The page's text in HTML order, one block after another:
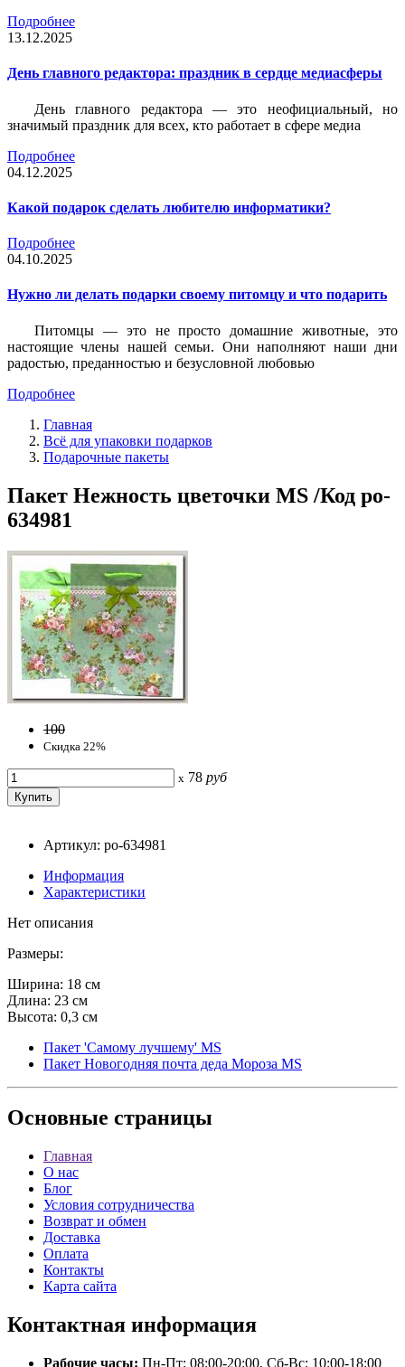
Подробнее
13.12.2025
День главного редактора: праздник в сердце медиасферы
День главного редактора — это неофициальный, но
значимый праздник для всех, кто работает в сфере медиа
Подробнее
04.12.2025
Какой подарок сделать любителю информатики?
Подробнее
04.10.2025
Нужно ли делать подарки своему питомцу и что подарить
Питомцы — это не просто домашние животные, это
настоящие члены нашей семьи. Они наполняют наши дни
радостью, преданностью и безусловной любовью
Подробнее
Главная
Всё для упаковки подарков
Подарочные пакеты
Пакет Нежность цветочки MS /Код po-
634981
100
Скидка 22%
x 78 руб
Артикул: po-634981
Информация
Характеристики
Нет описания
Размеры:
Ширина: 18 см
Длина: 23 см
Высота: 0,3 см
Пакет 'Самому лучшему' MS
Пакет Новогодняя почта деда Мороза MS
Основные страницы
Главная
О нас
Блог
Условия сотрудничества
Возврат и обмен
Доставка
Оплата
Контакты
Карта сайта
Контактная информация
Рабочие часы: Пн-Пт: 08:00-20:00, Сб-Вс: 10:00-18:00